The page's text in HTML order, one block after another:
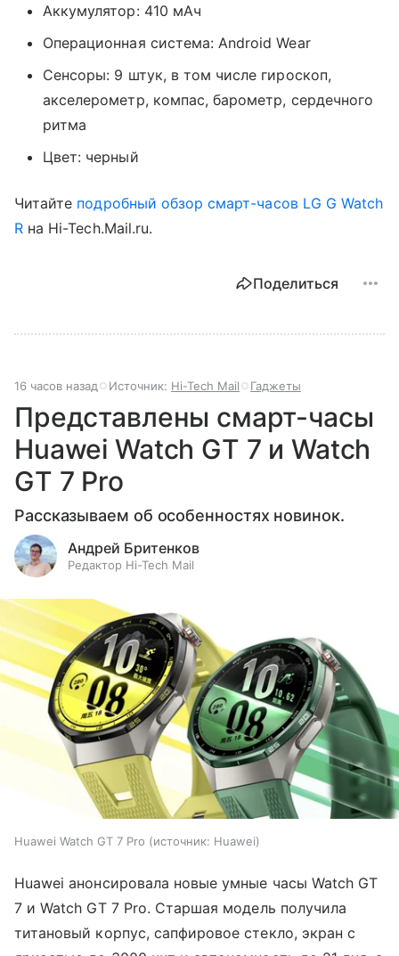
Аккумулятор: 410 мАч
Операционная система: Android Wear
Сенсоры: 9 штук, в том числе гироскоп,
акселерометр, компас, барометр, сердечного
ритма
Цвет: черный
Читайте подробный обзор смарт-часов LG G Watch
R на Hi-Tech.Mail.ru.
Поделиться
16 часов назад Источник: Hi-Tech Mail Гаджеты
Представлены смарт-часы
Huawei Watch GT 7 и Watch
GT 7 Pro
Рассказываем об особенностях новинок.
Андрей Бритенков
Редактор Hi-Tech Mail
Huawei Watch GT 7 Pro источник: Huawei
Huawei анонсировала новые умные часы Watch GT
7 и Watch GT 7 Pro. Старшая модель получила
титановый корпус, сапфировое стекло, экран с